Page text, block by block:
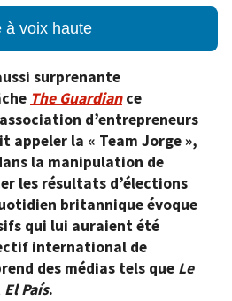
à voix haute
surprenante
The Guardiance
d’entrepreneurs
appeler la « Team Jorge »,
la manipulation de
les résultats d’élections
britannique évoque
qui lui auraient été
international de
des médias tels que Le
El País.